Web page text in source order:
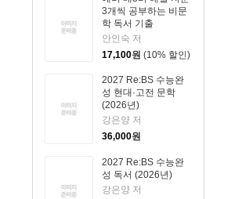
3개씩 공부하는 비문
학 독서 기출
안인숙 저
17,100원 (10% 할인)
2027 Re:BS 수능완
성 현대·고전 문학
(2026년)
강은양 저
36,000원
2027 Re:BS 수능완
성 독서 (2026년)
강은양 저